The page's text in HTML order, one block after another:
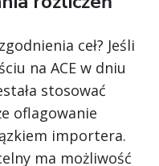
ceł? Jeśli
na ACE w dniu
stosować
oflagowanie
importera.
ma możliwość